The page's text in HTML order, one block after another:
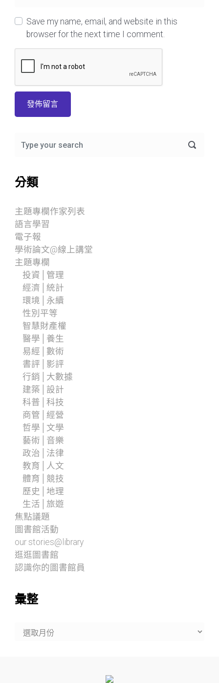
Save my name, email, and website in this
browser for the next time I comment.
分類
主題專欄作家列表
語言學習
電子報
學術論文@線上講堂
主題專欄
投資│管理
經濟│統計
環境│永續
性別平等
智慧財產權
醫學│養生
易經│數術
書評│影評
行銷│大數據
建築│設計
科普│科技
商管│經營
哲學│文學
藝術│音樂
政治│法律
教育│人文
體育│競技
歷史│地理
生活│旅遊
焦點議題
圖書館活動
our stories@library
逛逛圖書館
認識你的圖書館員
彙整